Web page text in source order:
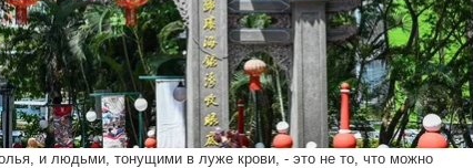
и людьми, тонущими в луже крови, - это не то, что можно